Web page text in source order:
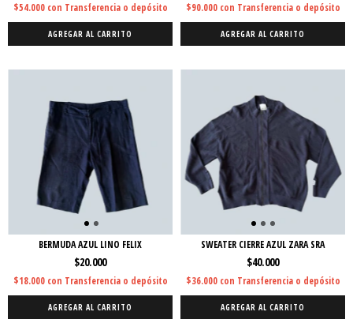
$54.000 con Transferencia o depósito
AGREGAR AL CARRITO
$90.000 con Transferencia o depósito
AGREGAR AL CARRITO
BERMUDA AZUL LINO FELIX
$20.000
$18.000 con Transferencia o depósito
AGREGAR AL CARRITO
SWEATER CIERRE AZUL ZARA SRA
$40.000
$36.000 con Transferencia o depósito
AGREGAR AL CARRITO